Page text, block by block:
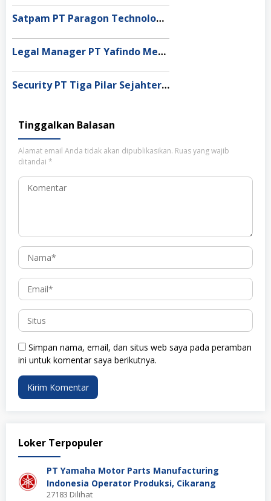
Satpam PT Paragon Technology and Innovation Jakarta
Legal Manager PT Yafindo Mega Permata, Jakarta Barat
Security PT Tiga Pilar Sejahtera Food Tbk, Tangerang
Tinggalkan Balasan
Alamat email Anda tidak akan dipublikasikan. Ruas yang wajib
ditandai *
Simpan nama, email, dan situs web saya pada peramban
ini untuk komentar saya berikutnya.
Loker Terpopuler
PT Yamaha Motor Parts Manufacturing
Indonesia Operator Produksi, Cikarang
27183 Dilihat